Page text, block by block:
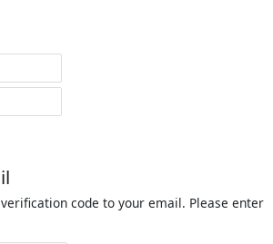
code to your email. Please enter